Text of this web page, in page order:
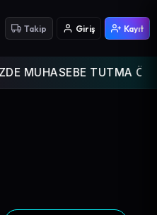
Takip Giriş Kayıt
MUHASEBE TUTMA